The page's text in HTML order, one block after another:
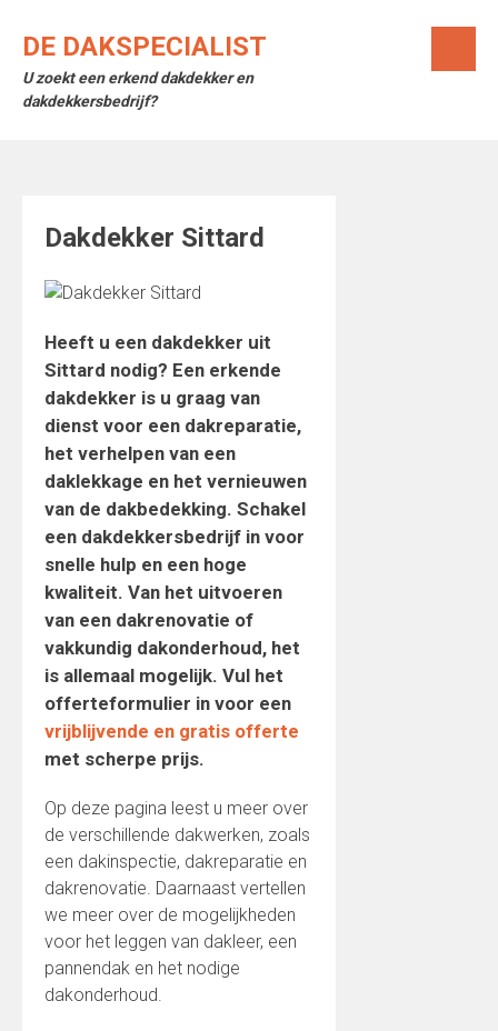
DE DAKSPECIALIST
U zoekt een erkend dakdekker en
dakdekkersbedrijf?
Dakdekker Sittard
Heeft u een dakdekker uit
Sittard nodig? Een erkende
dakdekker is u graag van
dienst voor een dakreparatie,
het verhelpen van een
daklekkage en het vernieuwen
van de dakbedekking. Schakel
een dakdekkersbedrijf in voor
snelle hulp en een hoge
kwaliteit. Van het uitvoeren
van een dakrenovatie of
vakkundig dakonderhoud, het
is allemaal mogelijk. Vul het
offerteformulier in voor een
vrijblijvende en gratis offerte
met scherpe prijs.
Op deze pagina leest u meer over
de verschillende dakwerken, zoals
een dakinspectie, dakreparatie en
dakrenovatie. Daarnaast vertellen
we meer over de mogelijkheden
voor het leggen van dakleer, een
pannendak en het nodige
dakonderhoud.